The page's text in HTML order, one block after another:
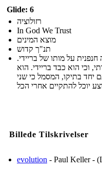
Glide: 6
רזולוציה
In God We Trust
מוצא המינים
תנ"ך קדוש
חנפנית על מותו של בריידי.
וכי הוא כבד בריידי. הוא
יחד בתיקו, המסמל כי שני
Billede Tilskrivelser
evolution - Paul Keller -